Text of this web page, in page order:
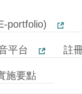
portfolio)
平台 註
施要點